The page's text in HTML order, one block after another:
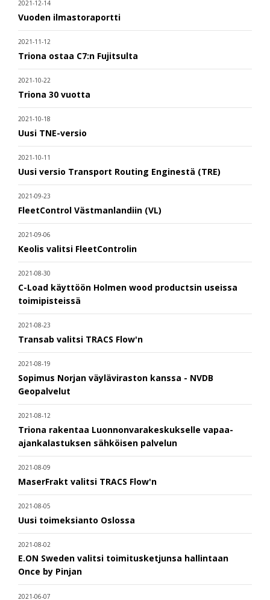
2021-12-14
Vuoden ilmastoraportti
2021-11-12
Triona ostaa C7:n Fujitsulta
2021-10-22
Triona 30 vuotta
2021-10-18
Uusi TNE-versio
2021-10-11
Uusi versio Transport Routing Enginestä (TRE)
2021-09-23
FleetControl Västmanlandiin (VL)
2021-09-06
Keolis valitsi FleetControlin
2021-08-30
C-Load käyttöön Holmen wood productsin useissa
toimipisteissä
2021-08-23
Transab valitsi TRACS Flow'n
2021-08-19
Sopimus Norjan väyläviraston kanssa - NVDB
Geopalvelut
2021-08-12
Triona rakentaa Luonnonvarakeskukselle vapaa-
ajankalastuksen sähköisen palvelun
2021-08-09
MaserFrakt valitsi TRACS Flow'n
2021-08-05
Uusi toimeksianto Oslossa
2021-08-02
E.ON Sweden valitsi toimitusketjunsa hallintaan
Once by Pinjan
2021-06-07